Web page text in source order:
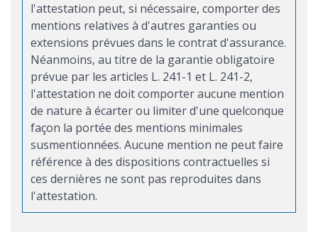
l'attestation peut, si nécessaire, comporter des
mentions relatives à d'autres garanties ou
extensions prévues dans le contrat d'assurance.
Néanmoins, au titre de la garantie obligatoire
prévue par les articles L. 241-1 et L. 241-2,
l'attestation ne doit comporter aucune mention
de nature à écarter ou limiter d'une quelconque
façon la portée des mentions minimales
susmentionnées. Aucune mention ne peut faire
référence à des dispositions contractuelles si
ces dernières ne sont pas reproduites dans
l'attestation.